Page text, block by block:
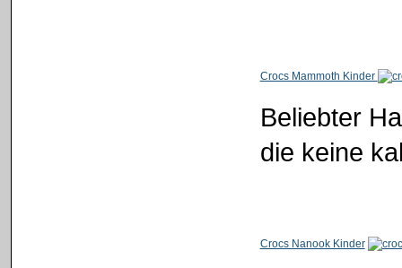
Crocs Mammoth Kinder
Beliebter
die keine
Crocs Nanook Kinder